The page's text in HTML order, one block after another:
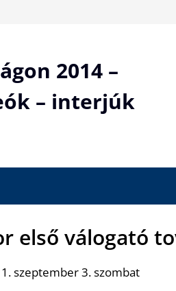
2014 –
– interjúk
első válogató
szeptember 3. szombat